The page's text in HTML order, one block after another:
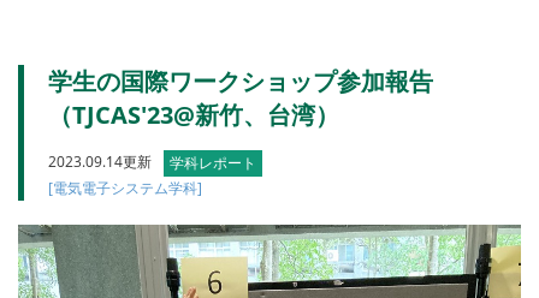
学生の国際ワークショップ参加報告
（TJCAS'23@新竹、台湾）
2023.09.14更新
学科レポート
[電気電子システム学科]